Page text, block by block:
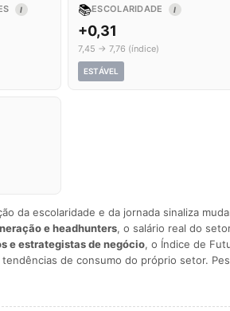
I 📚ESCOLARIDADE I
+0,31
7,45 → 7,76 (índice)
ESTÁVEL
da escolaridade e da jornada sinaliza
e headhunters, o salário real do
e estrategistas de negócio, o Índice de
de consumo do próprio setor.